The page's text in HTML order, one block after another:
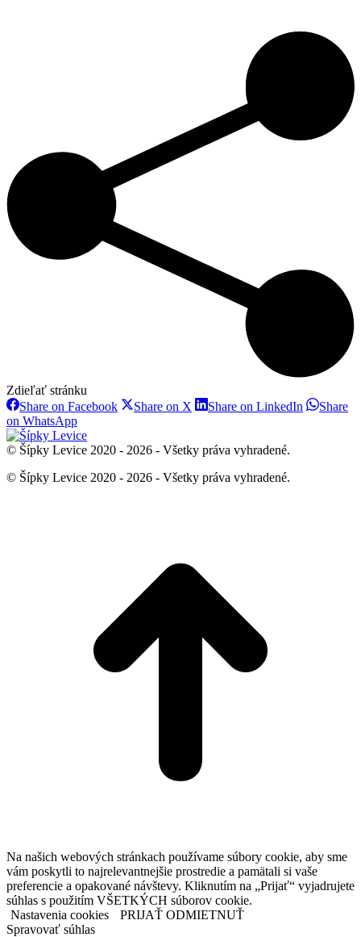
Zdieľať stránku
Share on FacebookShareShare on X ShareShare on LinkedIn ShareShare
on WhatsAppShare
on
WhatsApp
© Šípky Levice 2020 - 2026 - Všetky práva vyhradené.
© Šípky Levice 2020 - 2026 - Všetky práva vyhradené.
Na našich webových stránkach používame súbory cookie, aby sme
vám poskytli to najrelevantnejšie prostredie a pamätali si vaše
preferencie a opakované návštevy. Kliknutím na „Prijať“ vyjadrujete
súhlas s použitím VŠETKÝCH súborov cookie.
Nastavenia cookies
PRIJAŤ ODMIETNUŤ
Spravovať súhlas